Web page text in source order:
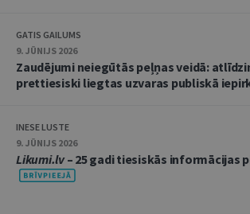
GATIS GAILUMS
9. JŪNIJS 2026
Zaudējumi neiegūtās peļņas veidā:
prettiesiski liegtas uzvaras publiskā
INESE LUSTE
9. JŪNIJS 2026
Likumi.lv– 25 gadi tiesiskās informācijas